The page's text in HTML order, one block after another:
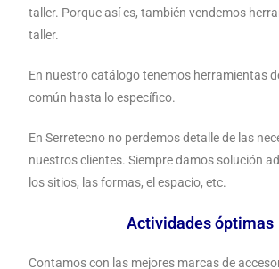
taller. Porque así es, también vendemos
taller.
En nuestro catálogo tenemos herramientas
común hasta lo específico.
En Serretecno no perdemos detalle de las
nuestros clientes. Siempre damos solución
los sitios, las formas, el espacio, etc.
Actividades óptimas
Contamos con las mejores marcas de